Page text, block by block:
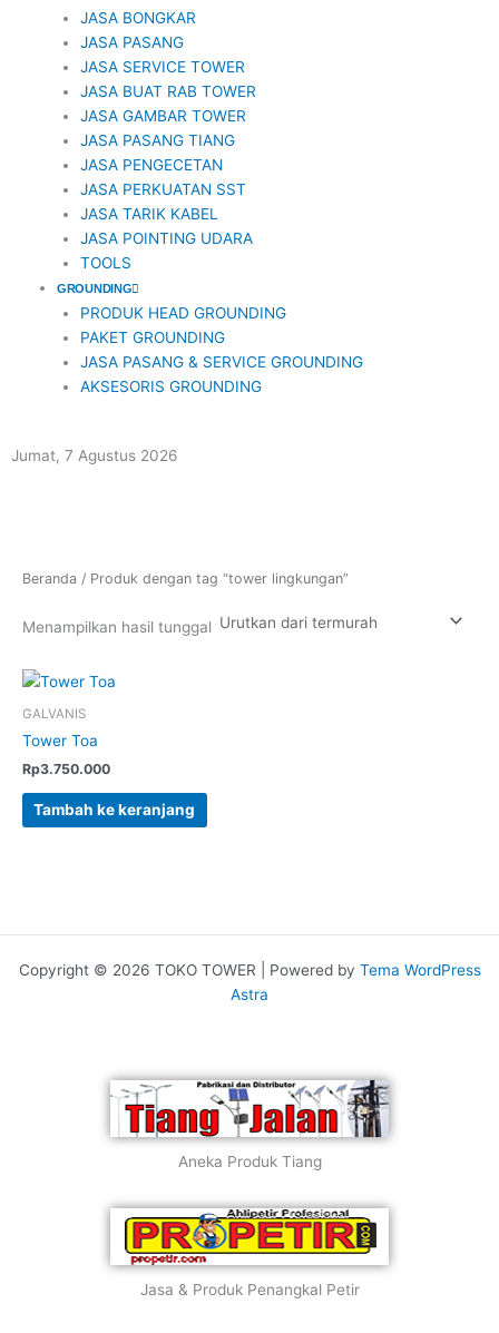
JASA BONGKAR
JASA PASANG
JASA SERVICE TOWER
JASA BUAT RAB TOWER
JASA GAMBAR TOWER
JASA PASANG TIANG
JASA PENGECETAN
JASA PERKUATAN SST
JASA TARIK KABEL
JASA POINTING UDARA
TOOLS
GROUNDING
PRODUK HEAD GROUNDING
PAKET GROUNDING
JASA PASANG & SERVICE GROUNDING
AKSESORIS GROUNDING
Jumat, 7 Agustus 2026
Beranda / Produk dengan tag “tower lingkungan”
Menampilkan hasil tunggal
GALVANIS
Tower Toa
Rp3.750.000
Tambah ke keranjang
Copyright © 2026 TOKO TOWER | Powered by Tema WordPress
Astra
Aneka Produk Tiang
Jasa & Produk Penangkal Petir